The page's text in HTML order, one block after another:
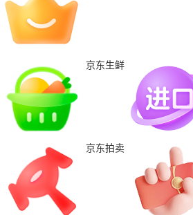
京东生鲜
京东拍卖